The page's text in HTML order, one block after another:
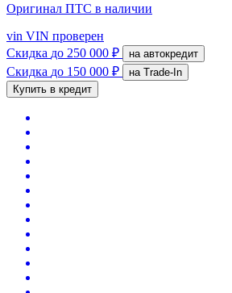
Оригинал ПТС в наличии
vin VIN проверен
Скидка до 250 000 ₽ на автокредит
Скидка до 150 000 ₽
на Trade-In
Купить в кредит